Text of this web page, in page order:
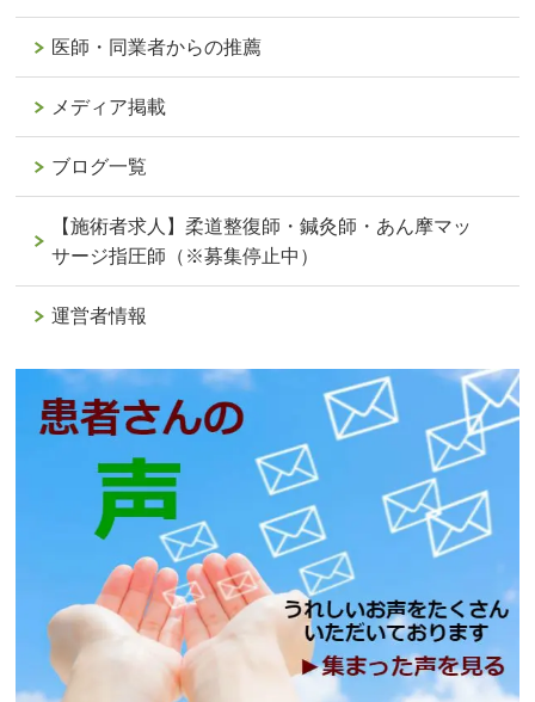
医師・同業者からの推薦
メディア掲載
ブログ一覧
【施術者求人】柔道整復師・鍼灸師・あん摩マッ
サージ指圧師（※募集停止中）
運営者情報